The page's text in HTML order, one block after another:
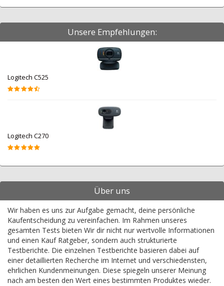
Unsere Empfehlungen:
Logitech C525
Logitech C270
Über uns
Wir haben es uns zur Aufgabe gemacht, deine persönliche
Kaufentscheidung zu vereinfachen. Im Rahmen unseres
gesamten Tests bieten Wir dir nicht nur wertvolle Informationen
und einen Kauf Ratgeber, sondern auch strukturierte
Testberichte. Die einzelnen Testberichte basieren dabei auf
einer detaillierten Recherche im Internet und verschiedensten,
ehrlichen Kundenmeinungen. Diese spiegeln unserer Meinung
nach am besten den Wert eines bestimmten Produktes wieder.